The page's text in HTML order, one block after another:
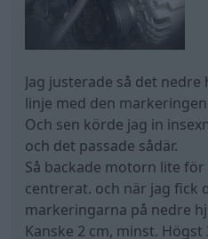
Jag justerade så det
linje med den
Och sen körde jag in
och det passade sådär.
Så backade motorn lite
centrerat. och när jag fick
markeringarna på nedre
Kanske 2 cm, minst.